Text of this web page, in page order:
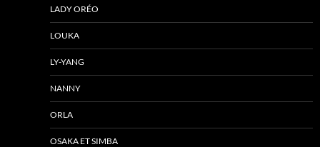
LADY ORÉO
LOUKA
LY-YANG
NANNY
ORLA
OSAKA ET SIMBA